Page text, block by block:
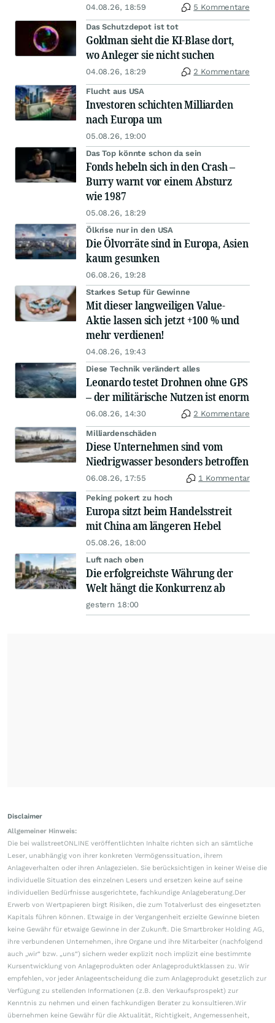
04.08.26, 18:59 5 Kommentare
Das Schutzdepot ist tot
Goldman sieht die KI-Blase dort,
wo Anleger sie nicht suchen
04.08.26, 18:29 2 Kommentare
Flucht aus USA
Investoren schichten Milliarden
nach Europa um
05.08.26, 19:00
Das Top könnte schon da sein
Fonds hebeln sich in den Crash –
Burry warnt vor einem Absturz
wie 1987
05.08.26, 18:29
Ölkrise nur in den USA
Die Ölvorräte sind in Europa, Asien
kaum gesunken
06.08.26, 19:28
Starkes Setup für Gewinne
Mit dieser langweiligen Value-
Aktie lassen sich jetzt +100 % und
mehr verdienen!
04.08.26, 19:43
Diese Technik verändert alles
Leonardo testet Drohnen ohne GPS
– der militärische Nutzen ist enorm
06.08.26, 14:30 2 Kommentare
Milliardenschäden
Diese Unternehmen sind vom
Niedrigwasser besonders betroffen
06.08.26, 17:55 1 Kommentar
Peking pokert zu hoch
Europa sitzt beim Handelsstreit
mit China am längeren Hebel
05.08.26, 18:00
Luft nach oben
Die erfolgreichste Währung der
Welt hängt die Konkurrenz ab
gestern 18:00
Disclaimer
Allgemeiner Hinweis:
Die bei wallstreetONLINE veröffentlichten Inhalte richten sich an sämtliche
Leser, unabhängig von ihrer konkreten Vermögenssituation, ihrem
Anlageverhalten oder ihren Anlagezielen. Sie berücksichtigen in keiner Weise die
individuelle Situation des einzelnen Lesers und ersetzen keine auf seine
individuellen Bedürfnisse ausgerichtete, fachkundige Anlageberatung.Der
Erwerb von Wertpapieren birgt Risiken, die zum Totalverlust des eingesetzten
Kapitals führen können. Etwaige in der Vergangenheit erzielte Gewinne bieten
keine Gewähr für etwaige Gewinne in der Zukunft. Die Smartbroker Holding AG,
ihre verbundenen Unternehmen, ihre Organe und ihre Mitarbeiter (nachfolgend
auch „wir“ bzw. „uns“) sichern weder explizit noch implizit eine bestimmte
Kursentwicklung von Anlageprodukten oder Anlageproduktklassen zu. Wir
empfehlen, vor jeder Anlageentscheidung die zum Anlageprodukt gesetzlich zur
Verfügung zu stellenden Informationen (z.B. den Verkaufsprospekt) zur
Kenntnis zu nehmen und einen fachkundigen Berater zu konsultieren.Wir
übernehmen keine Gewähr für die Aktualität, Richtigkeit, Angemessenheit,